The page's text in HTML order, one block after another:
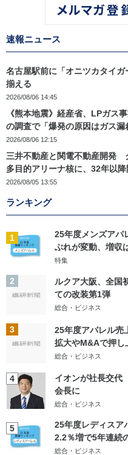
速報ニュース
名古屋駅前に「オニツカタイ
揃える
2026/08/06 14:45
《熊本地震》経産省、LPガ
の調査で「爆発の原因はガス漏
2026/08/06 12:15
三井不動産と関電不動産開発
多目的アリーナ核に、32年以降
2026/08/05 13:55
ランキング
1
25年度メンズア
ぶれが変動、増収
特集
2
ルクア大阪、全
ての改装第1弾
総合・ビジネス
3
25年度アパレル
拡大やM&Aで押し
総合・ビジネス
4
イオンが社長交
会長に
総合・ビジネス
5
25年度レディス
2.2％増で5年連続
総合・ビジネス